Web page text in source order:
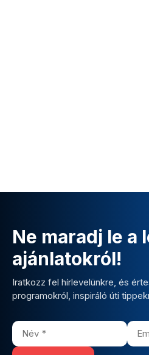
Ne maradj le a
ajánlatokról!
Iratkozz fel hírlevelünkre, és
programokról, inspiráló úti